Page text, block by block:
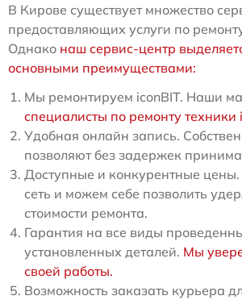
В Кирове существует множество
предоставляющих услуги по
Однако наш сервис-центр
основными преимуществами:
Мы ремонтируем iconBIT. Наши
специалисты по ремонту техники
Удобная онлайн запись.
позволяют без задержек
Доступные и конкурентные
сеть и можем себе позволить
стоимости ремонта.
Гарантия на все виды
установленных деталей. Мы
своей работы.
Возможность заказать курьера